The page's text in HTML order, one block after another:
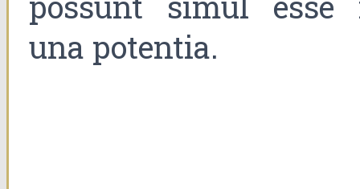
una potentia.